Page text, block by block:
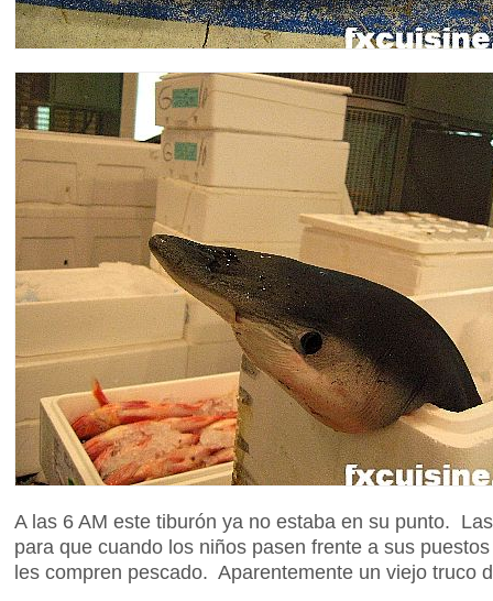
A las 6 AM este tiburón ya no estaba en su punto.
para que cuando los niños pasen frente a sus
les compren pescado. Aparentemente un viejo truco